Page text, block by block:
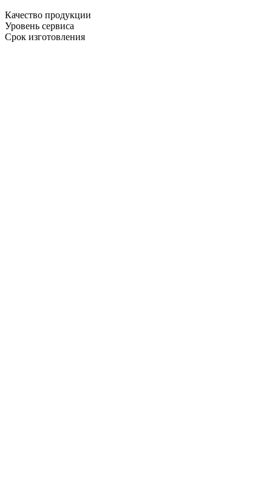
Качество продукции
Уровень сервиса
Срок изготовления